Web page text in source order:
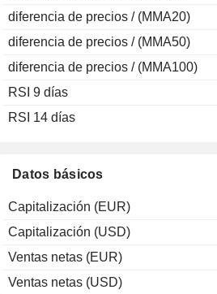
Datos básicos
Capitalización (EUR)
Capitalización (USD)
Ventas netas (EUR)
Ventas netas (USD)
diferencia de precios / (MMA20)
diferencia de precios / (MMA50)
diferencia de precios / (MMA100)
RSI 9 días
RSI 14 días
2006
+15,22 %
2005
+41,50 %
2004
+7,41 %
2003
2002
2000
1998
1997